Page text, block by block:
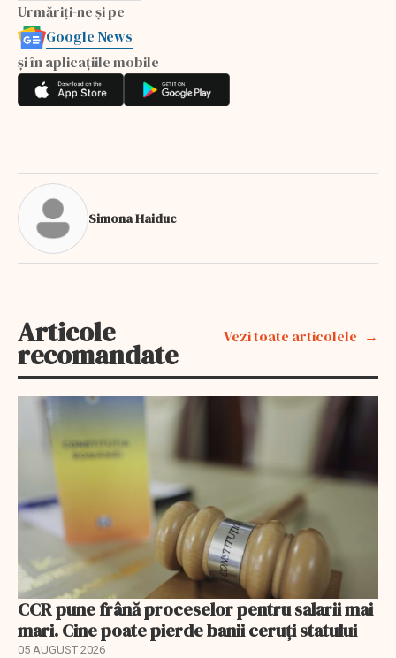
Urmăriți-ne și pe
Google News
și în aplicațiile mobile
Simona Haiduc
Articole
recomandate
Vezi toate articolele
CCR pune frână proceselor pentru salarii mai
mari. Cine poate pierde banii ceruți statului
05 AUGUST 2026